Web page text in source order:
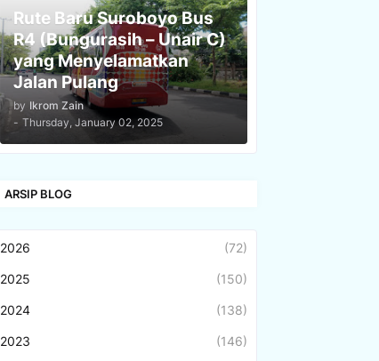
Rute Baru Suroboyo Bus
R4 (Bungurasih – Unair C)
yang Menyelamatkan
Jalan Pulang
by Ikrom Zain
- Thursday, January 02, 2025
ARSIP BLOG
2026 (72)
2025 (150)
2024 (138)
2023 (146)